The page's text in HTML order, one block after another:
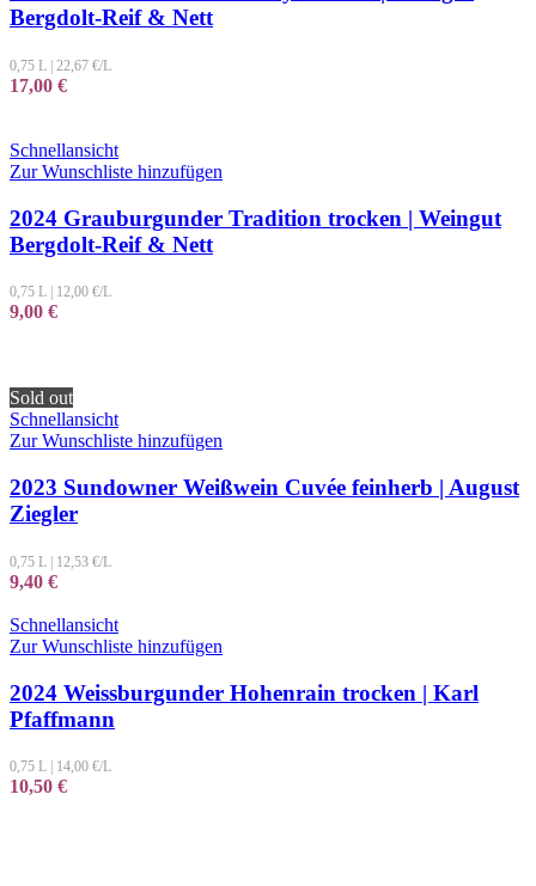
Bergdolt-Reif & Nett
0,75 L 22,67 €/L
17,00 €
Schnellansicht
Zur Wunschliste hinzufügen
2024 Grauburgunder Tradition trocken | Weingut
Bergdolt-Reif & Nett
0,75 L 12,00 €/L
9,00 €
Sold out
Schnellansicht
Zur Wunschliste hinzufügen
2023 Sundowner Weißwein Cuvée feinherb | August
Ziegler
0,75 L | 12,53 €/L
9,40 €
Schnellansicht
Zur Wunschliste hinzufügen
2024 Weissburgunder Hohenrain trocken | Karl
Pfaffmann
0,75 L 14,00 €/L
10,50 €